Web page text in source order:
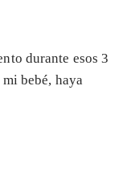
durante esos 3
bebé, haya